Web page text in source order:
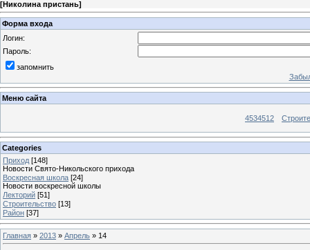
[Николина пристань]
Форма входа
Логин:
Пароль:
запомнить
Меню сайта
4534512
Categories
Приход [148]
Новости Свято-Никольского прихода
Воскресная школа [24]
Новости воскресной школы
Лекторий [51]
Строительство [13]
Район [37]
Главная » 2013 » Апрель » 14